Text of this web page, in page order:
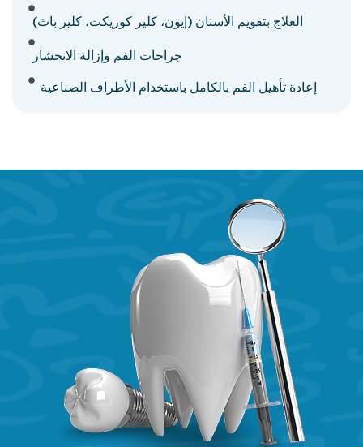
العلاج بتقويم الأسنان (إيون، كلير كوريكت، كلير باث)
جراحات الفم وإزالة الانحشار
إعادة تأهيل الفم بالكامل باستخدام الأطراف الصناعية